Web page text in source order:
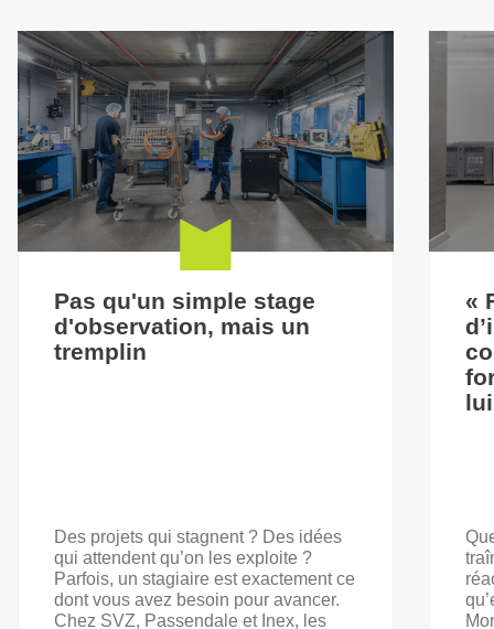
Pas qu'un simple stage
d'observation, mais un
tremplin
Des projets qui stagnent ? Des idées
qui attendent qu’on les exploite ?
Parfois, un stagiaire est exactement ce
dont vous avez besoin pour avancer.
Chez SVZ, Passendale et Inex, les
«